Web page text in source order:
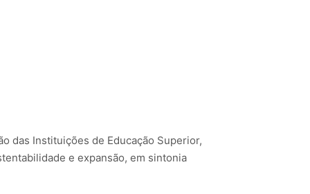
das Instituições de Educação Superior,
e expansão, em sintonia